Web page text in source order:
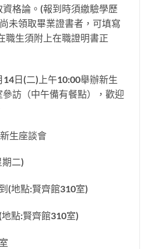
格論。(報到時須繳驗學歷
未領取畢業證書者，可填寫
職生須附上在職證明書正
日(二)上午10:00舉辦新生
訪（中午備有餐點），歡迎
生座談會
二)
(地點:賢齊館310室)
點:賢齊館310室)